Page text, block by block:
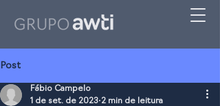
Post
Fábio Campelo
1 de set. de 2023 2 min de leitura